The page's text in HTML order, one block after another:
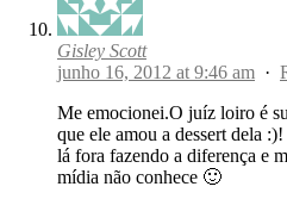
Gisley Scott
junho 16, 2012 at 9:46 am ·
Me emocionei.O juíz loiro é
que ele amou a dessert dela
lá fora fazendo a diferença e
mídia não conhece 🙂